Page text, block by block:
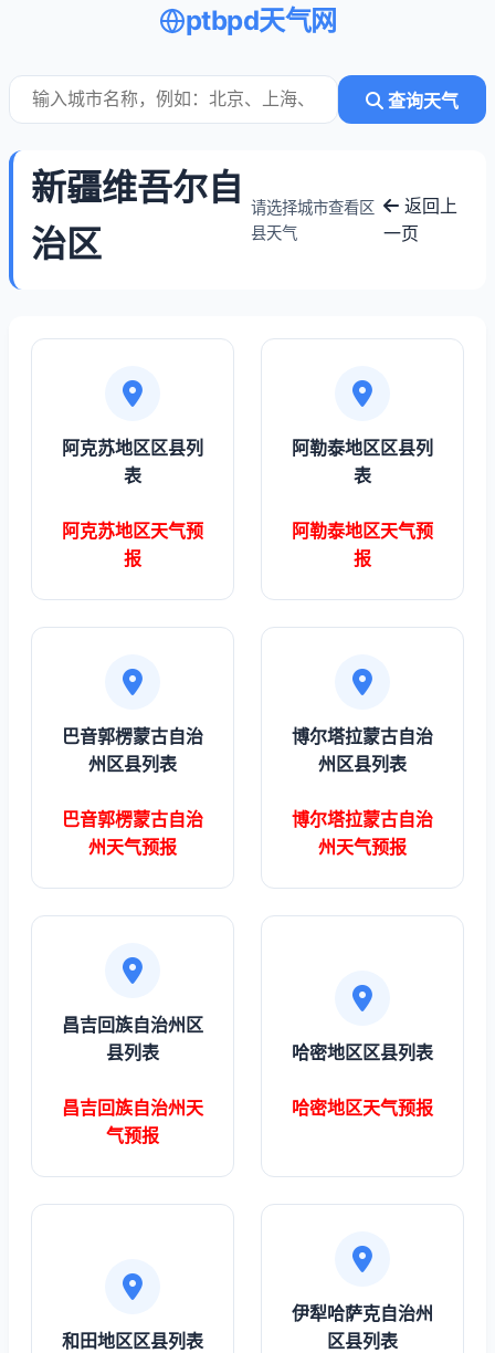
ptbpd天气网
查询天气
新疆维吾尔自
治区
请选择城市查看区
县天气
返回上
一页
阿克苏地区区县列
表
阿克苏地区天气预
报
阿勒泰地区区县列
表
阿勒泰地区天气预
报
巴音郭楞蒙古自治
州区县列表
巴音郭楞蒙古自治
州天气预报
博尔塔拉蒙古自治
州区县列表
博尔塔拉蒙古自治
州天气预报
昌吉回族自治州区
县列表
昌吉回族自治州天
气预报
哈密地区区县列表
哈密地区天气预报
和田地区区县列表
伊犁哈萨克自治州
区县列表